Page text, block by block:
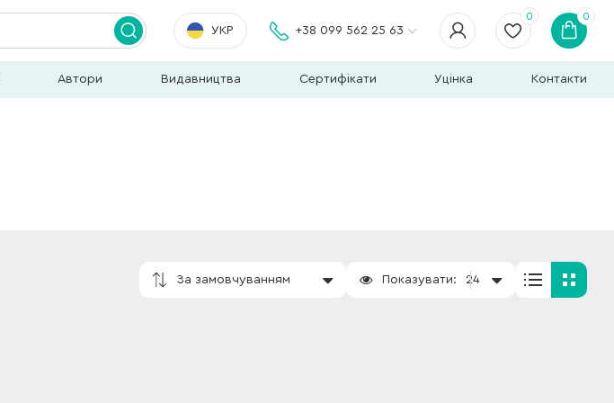
УКР +38 099 562 25 63
0 0
Автори Видавництва Сертифікати Уцінка Контакти
За замовчуванням Показувати: 24